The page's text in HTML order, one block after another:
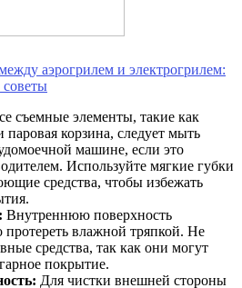
аэрогрилем и электрогрилем:
съемные элементы, такие как
корзина, следует мыть
машине, если это
Используйте мягкие губки
средства, чтобы избежать
Внутреннюю поверхность
влажной тряпкой. Не
средства, так как они могут
покрытие.
Для чистки внешней стороны